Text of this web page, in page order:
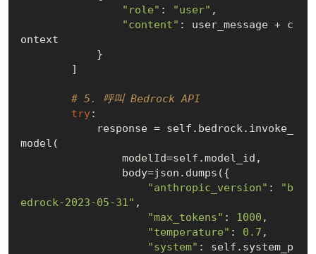
"role" : "user" ,
"content" : user_message + c
ontext
# 5. 呼叫 Bedrock API
try:
model(
"anthropic_version" :
"b
edrock-2023-05-31" ,
"max_tokens" : 1000 ,
"temperature" : 0.7 ,
"system" : self.system_p